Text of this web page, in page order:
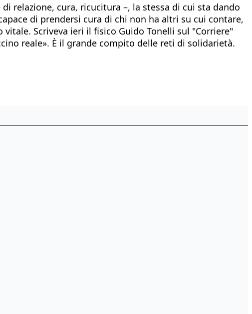
relazione, cura, ricucitura –, la stessa di cui sta dando
di prendersi cura di chi non ha altri su cui contare,
Scriveva ieri il fisico Guido Tonelli sul "Corriere"
reale». È il grande compito delle reti di solidarietà.